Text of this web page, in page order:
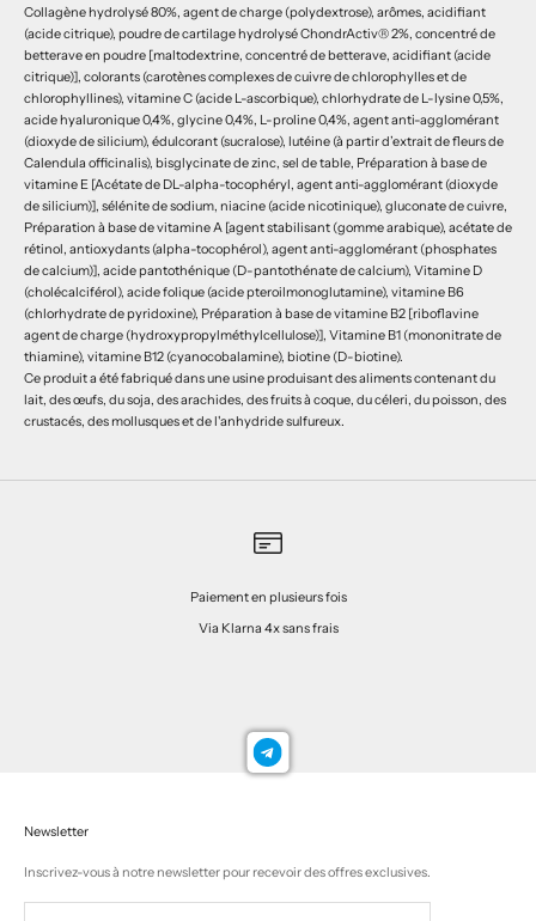
Collagène hydrolysé 80%, agent de charge (polydextrose), arômes, acidifiant
(acide citrique), poudre de cartilage hydrolysé ChondrActiv® 2%, concentré de
betterave en poudre [maltodextrine, concentré de betterave, acidifiant (acide
citrique)], colorants (carotènes complexes de cuivre de chlorophylles et de
chlorophyllines), vitamine C (acide L-ascorbique), chlorhydrate de L-lysine 0,5%,
acide hyaluronique 0,4%, glycine 0,4%, L-proline 0,4%, agent anti-agglomérant
(dioxyde de silicium), édulcorant (sucralose), lutéine (à partir d’extrait de fleurs de
Calendula officinalis), bisglycinate de zinc, sel de table, Préparation à base de
vitamine E [Acétate de DL-alpha-tocophéryl, agent anti-agglomérant (dioxyde
de silicium)], sélénite de sodium, niacine (acide nicotinique), gluconate de cuivre,
Préparation à base de vitamine A [agent stabilisant (gomme arabique), acétate de
rétinol, antioxydants (alpha-tocophérol), agent anti-agglomérant (phosphates
de calcium)], acide pantothénique (D-pantothénate de calcium), Vitamine D
(cholécalciférol), acide folique (acide pteroilmonoglutamine), vitamine B6
(chlorhydrate de pyridoxine), Préparation à base de vitamine B2 [riboflavine
agent de charge (hydroxypropylméthylcellulose)], Vitamine B1 (mononitrate de
thiamine), vitamine B12 (cyanocobalamine), biotine (D-biotine).
Ce produit a été fabriqué dans une usine produisant des aliments contenant du
lait, des œufs, du soja, des arachides, des fruits à coque, du céleri, du poisson, des
crustacés, des mollusques et de l'anhydride sulfureux.
Paiement en plusieurs fois
Via Klarna 4x sans frais
Newsletter
Inscrivez-vous à notre newsletter pour recevoir des offres exclusives.